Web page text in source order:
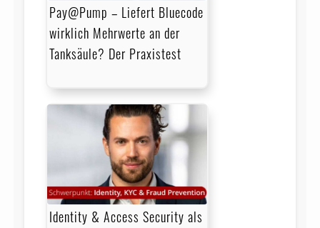
Pay@Pump – Liefert Bluecode
wirklich Mehrwerte an der
Tanksäule? Der Praxistest
Identity & Access Security als